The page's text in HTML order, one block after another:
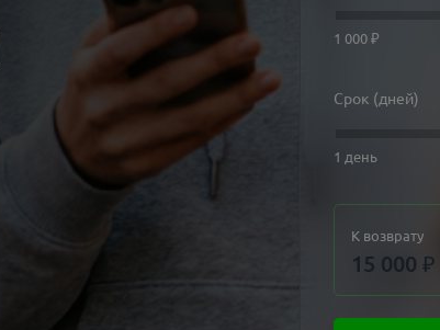
1 000 ₽
Срок (дней)
1 день
К возврату
15 000 ₽